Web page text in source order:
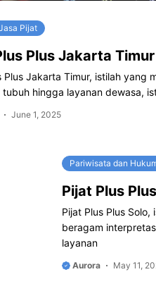
Pijat
Plus Jakarta
Plus Jakarta Timur, istilah yang
tubuh hingga layanan dewasa,
June 1, 2025
Pariwisata dan
Pijat Plus
Pijat Plus Plus
beragam
layanan
Aurora May 11,